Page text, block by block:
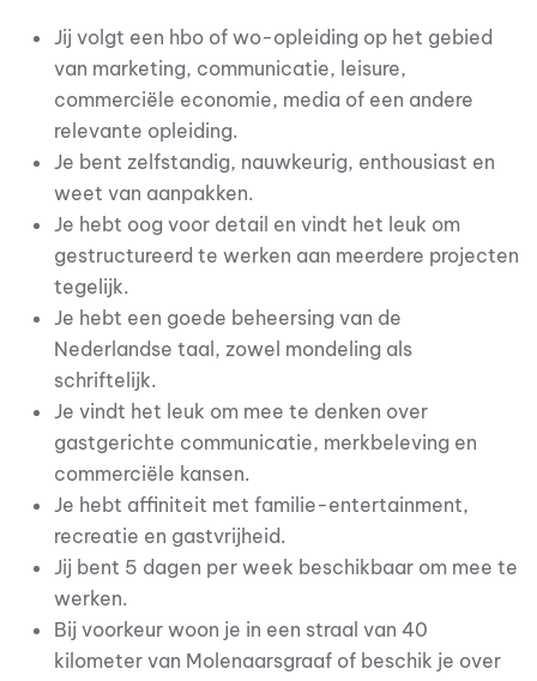
Jij volgt een hbo of wo-opleiding op het gebied
van marketing, communicatie, leisure,
commerciële economie, media of een andere
relevante opleiding.
Je bent zelfstandig, nauwkeurig, enthousiast en
weet van aanpakken.
Je hebt oog voor detail en vindt het leuk om
gestructureerd te werken aan meerdere projecten
tegelijk.
Je hebt een goede beheersing van de
Nederlandse taal, zowel mondeling als
schriftelijk.
Je vindt het leuk om mee te denken over
gastgerichte communicatie, merkbeleving en
commerciële kansen.
Je hebt affiniteit met familie-entertainment,
recreatie en gastvrijheid.
Jij bent 5 dagen per week beschikbaar om mee te
werken.
Bij voorkeur woon je in een straal van 40
kilometer van Molenaarsgraaf of beschik je over